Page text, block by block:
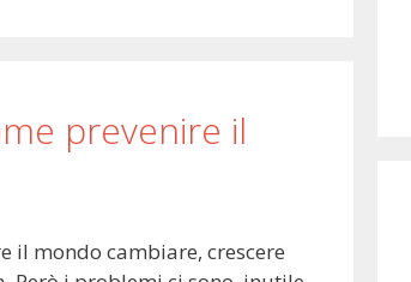
prevenire il
il mondo cambiare, crescere